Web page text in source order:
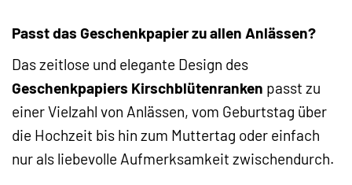
Passt das Geschenkpapier zu allen Anlässen?
Das zeitlose und elegante Design des
Geschenkpapiers Kirschblütenranken passt zu
einer Vielzahl von Anlässen, vom Geburtstag über
die Hochzeit bis hin zum Muttertag oder einfach
nur als liebevolle Aufmerksamkeit zwischendurch.